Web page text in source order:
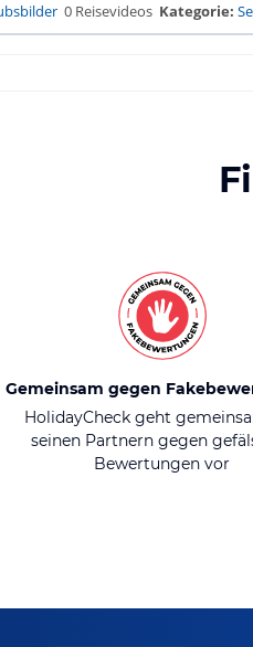
0 Reisevideos Kategorie:
Gemeinsam gegen
HolidayCheck geht
seinen Partnern gegen
Bewertungen vor